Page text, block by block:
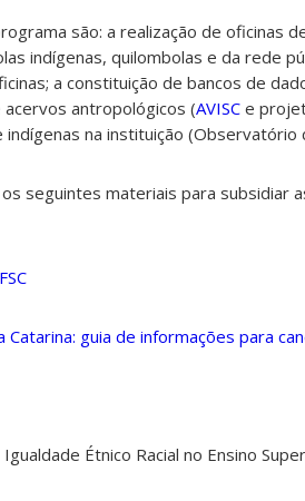
são: a realização de oficinas
indígenas, quilombolas e da rede
a constituição de bancos de
antropológicos (AVISC e
na instituição (Observatório
seguintes materiais para subsidiar
guia de informações para
Étnico Racial no Ensino